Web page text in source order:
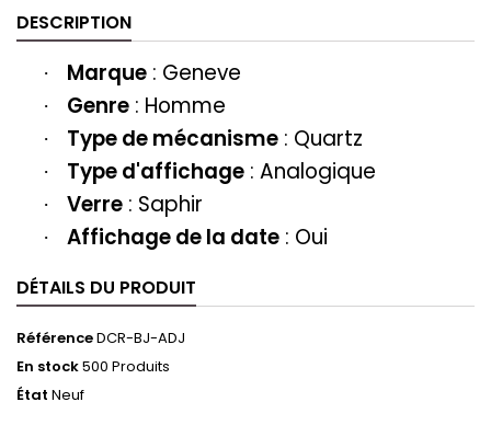
DESCRIPTION
· Marque : Geneve
· Genre : Homme
· Type de mécanisme : Quartz
· Type d'affichage : Analogique
· Verre : Saphir
· Affichage de la date : Oui
DÉTAILS DU PRODUIT
RéférenceDCR-BJ-ADJ
En stock500 Produits
État Neuf